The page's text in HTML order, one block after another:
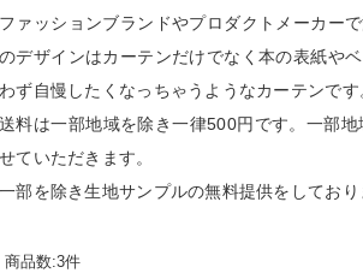
ファッションブランドやプロダクトメーカー
のデザインはカーテンだけでなく本の表紙や
わず自慢したくなっちゃうようなカーテンです
送料は一部地域を除き一律500円です。一部
せていただきます。
一部を除き生地サンプルの無料提供をしてお
商品数:3件